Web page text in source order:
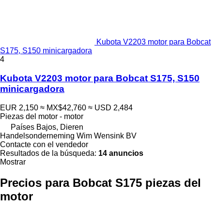
Kubota V2203 motor para Bobcat
S175, S150 minicargadora
4
Kubota V2203 motor para Bobcat S175, S150
minicargadora
EUR 2,150 ≈ MX$42,760 ≈ USD 2,484
Piezas del motor - motor
Países Bajos, Dieren
Handelsonderneming Wim Wensink BV
Contacte con el vendedor
Resultados de la búsqueda: 14 anuncios
Mostrar
Precios para Bobcat S175 piezas del
motor